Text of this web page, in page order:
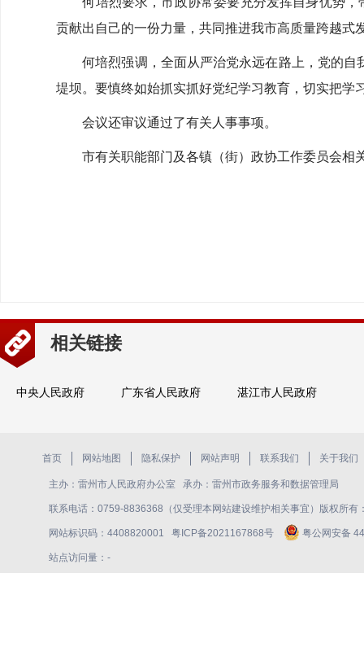
贡献出自己的一份力量，共同推进我市高质量跨越式
何培烈强调，全面从严治党永远在路上，党的自
堤坝。要慎终如始抓实抓好党纪学习教育，切实把
会议还审议通过了有关人事事项。
市有关职能部门及各镇（街）政协工作委员会相
相关链接
中央人民政府 广东省人民政府 湛江市人民政府
首页 网站地图 隐私保护 网站声明 联系我们 关于我们
主办：雷州市人民政府办公室 承办：雷州市政务服务和数据管理局
联系电话：0759-8836368（仅受理本网站建设维护相关事宜）版权所有
网站标识码：4408820001 粤ICP备2021167868号 粤公网安备
站点访问量： -